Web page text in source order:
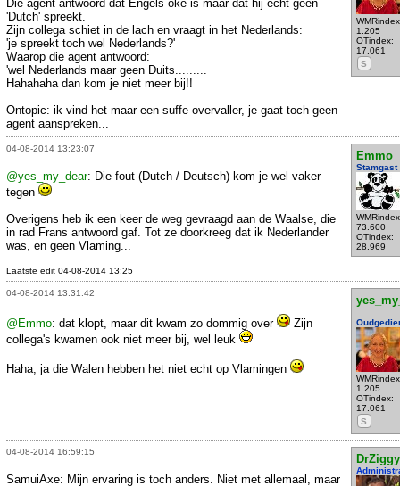
1.205
OTindex:
17.061
S
Die agent antwoord dat Engels oke is maar dat hij echt geen
'Dutch' spreekt.
Zijn collega schiet in de lach en vraagt in het Nederlands:
'je spreekt toch wel Nederlands?'
Waarop die agent antwoord:
'wel Nederlands maar geen Duits.........
Hahahaha dan kom je niet meer bij!!
Ontopic: ik vind het maar een suffe overvaller, je gaat toch geen
agent aanspreken...
04-08-2014 13:23:07
Emmo
Stamgast
73.600
OTindex:
28.969
@yes_my_dear: Die fout (Dutch / Deutsch) kom je wel vaker
tegen
Overigens heb ik een keer de weg gevraagd aan de Waalse, die
in rad Frans antwoord gaf. Tot ze doorkreeg dat ik Nederlander
was, en geen Vlaming...
Laatste edit 04-08-2014 13:25
04-08-2014 13:31:42
1.205
OTindex:
17.061
S
@Emmo: dat klopt, maar dit kwam zo dommig over
Zijn
collega's kwamen ook niet meer bij, wel leuk
Haha, ja die Walen hebben het niet echt op Vlamingen
04-08-2014 16:59:15
DrZiggy
SamuiAxe: Mijn ervaring is toch anders. Niet met allemaal, maar